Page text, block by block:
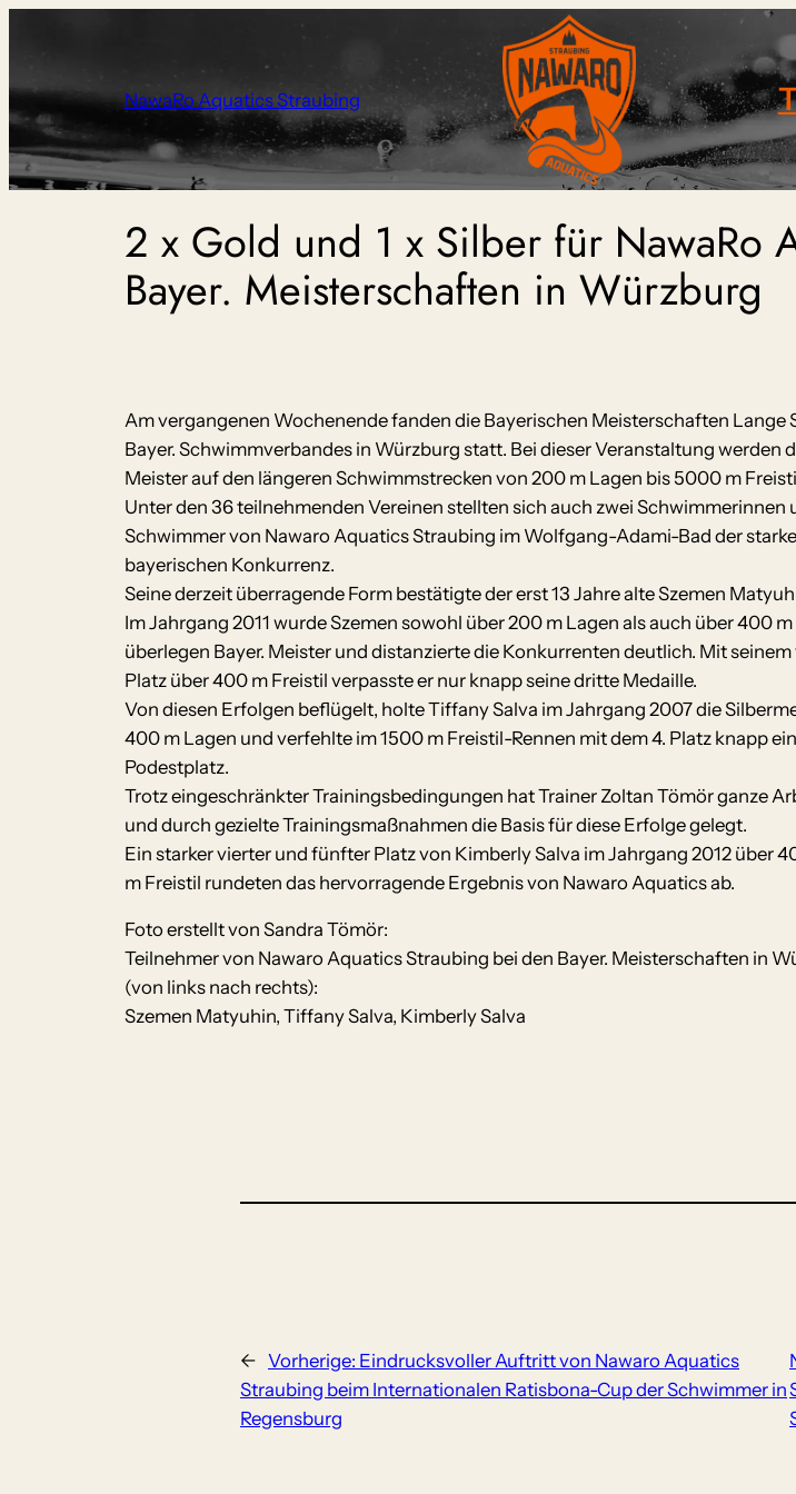
NawaRo Aquatics Straubing
2 x Gold und 1 x Silber für NawaRo
Bayer. Meisterschaften in Würzburg
Am vergangenen Wochenende fanden die Bayerischen Meisterschaften Lange
Bayer. Schwimmverbandes in Würzburg statt. Bei dieser Veranstaltung werden
Meister auf den längeren Schwimmstrecken von 200 m Lagen bis 5000 m
Unter den 36 teilnehmenden Vereinen stellten sich auch zwei Schwimmerinnen
Schwimmer von Nawaro Aquatics Straubing im Wolfgang-Adami-Bad der
bayerischen Konkurrenz.
Seine derzeit überragende Form bestätigte der erst 13 Jahre alte Szemen
Im Jahrgang 2011 wurde Szemen sowohl über 200 m Lagen als auch über 400
überlegen Bayer. Meister und distanzierte die Konkurrenten deutlich. Mit
Platz über 400 m Freistil verpasste er nur knapp seine dritte Medaille.
Von diesen Erfolgen beflügelt, holte Tiffany Salva im Jahrgang 2007 die
400 m Lagen und verfehlte im 1500 m Freistil-Rennen mit dem 4. Platz knapp
Podestplatz.
Trotz eingeschränkter Trainingsbedingungen hat Trainer Zoltan Tömör ganze
und durch gezielte Trainingsmaßnahmen die Basis für diese Erfolge gelegt.
Ein starker vierter und fünfter Platz von Kimberly Salva im Jahrgang 2012 über
m Freistil rundeten das hervorragende Ergebnis von Nawaro Aquatics ab.
Foto erstellt von Sandra Tömör:
Teilnehmer von Nawaro Aquatics Straubing bei den Bayer. Meisterschaften in
(von links nach rechts):
Szemen Matyuhin, Tiffany Salva, Kimberly Salva
← Vorherige: Eindrucksvoller Auftritt von Nawaro Aquatics
Straubing beim Internationalen Ratisbona-Cup der Schwimmer in
Regensburg